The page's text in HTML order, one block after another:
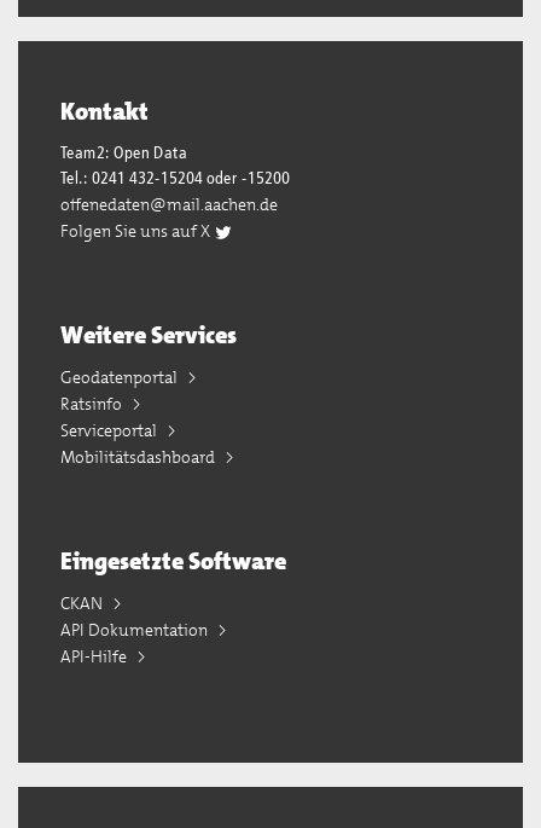
Kontakt
Team2: Open Data
Tel.: 0241 432-15204 oder -15200
offenedaten@mail.aachen.de
Folgen Sie uns auf X
Weitere Services
Geodatenportal
Ratsinfo
Serviceportal
Mobilitätsdashboard
Eingesetzte Software
CKAN
API Dokumentation
API-Hilfe